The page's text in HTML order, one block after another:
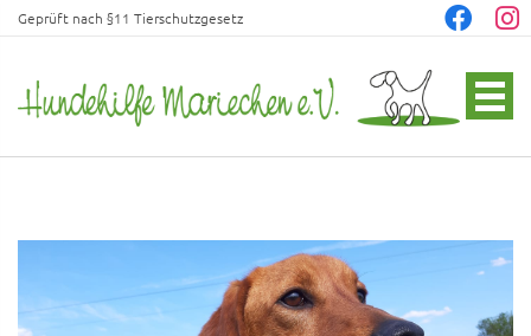
Geprüft nach §11 Tierschutzgesetz